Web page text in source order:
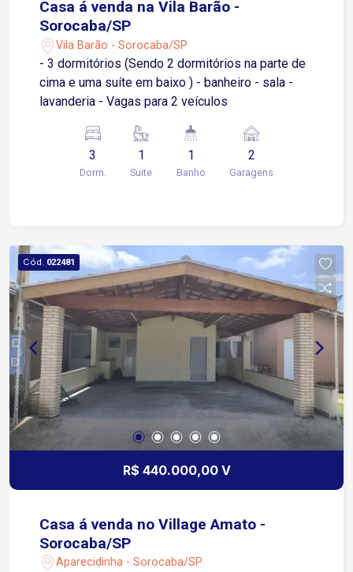
Casa á venda na Vila Barão -
Sorocaba/SP
Vila Barão - Sorocaba/SP
- 3 dormitórios (Sendo 2 dormitórios na parte de
cima e uma suíte em baixo ) - banheiro - sala -
lavanderia - Vagas para 2 veículos
3
Dorm.
1
Suite
1
Banho
2
Garagens
Cód. 022481
R$ 440.000,00 V
Casa á venda no Village Amato -
Sorocaba/SP
Aparecidinha - Sorocaba/SP